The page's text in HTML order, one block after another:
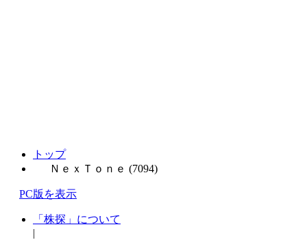
トップ
ＮｅｘＴｏｎｅ (7094)
PC版を表示
「株探」について
|